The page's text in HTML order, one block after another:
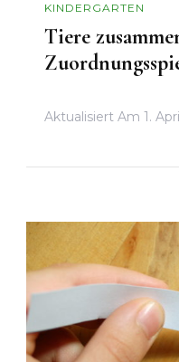
KINDERGARTEN
Tiere
Aktualisiert Am 1.